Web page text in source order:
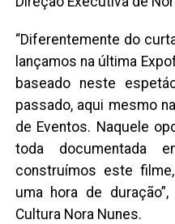
“Diferentemente do
lançamos na última
baseado neste
passado, aqui mesmo
de Eventos. Naquele
toda documentada
construímos este
uma hora de
Cultura Nora Nunes.